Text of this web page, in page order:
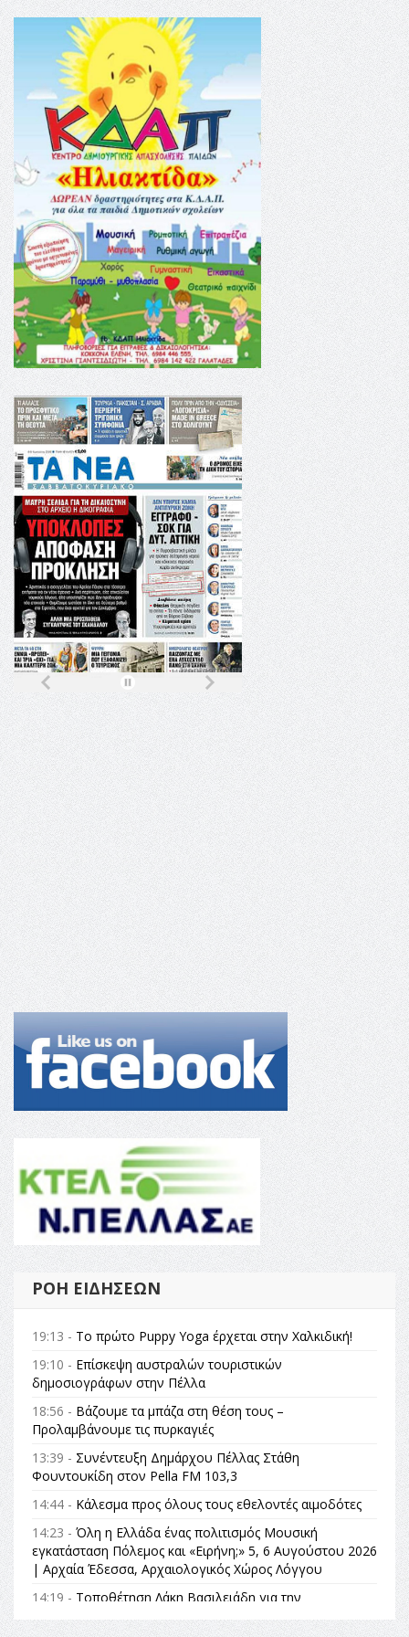
ΡΟΉ ΕΙΔΉΣΕΩΝ
19:13 - Το πρώτο Puppy Yoga έρχεται στην Χαλκιδική!
19:10 - Επίσκεψη αυστραλών τουριστικών
δημοσιογράφων στην Πέλλα
18:56 - Βάζουμε τα μπάζα στη θέση τους –
Προλαμβάνουμε τις πυρκαγιές
13:39 - Συνέντευξη Δημάρχου Πέλλας Στάθη
Φουντουκίδη στον Pella FM 103,3
14:44 - Κάλεσμα προς όλους τους εθελοντές αιμοδότες
14:23 - Όλη η Ελλάδα ένας πολιτισμός Μουσική
εγκατάσταση Πόλεμος και «Ειρήνη;» 5, 6 Αυγούστου 2026
| Αρχαία Έδεσσα, Αρχαιολογικός Χώρος Λόγγου
14:19 - Τοποθέτηση Λάκη Βασιλειάδη για την
Αναθεώρηση του Συντάγματος: «Σε τέτοιες κορυφαίες